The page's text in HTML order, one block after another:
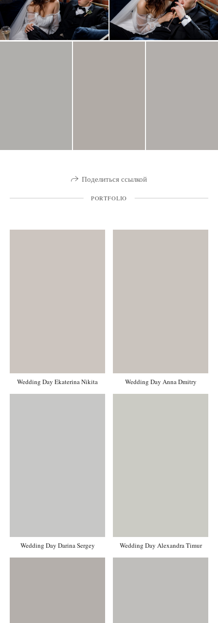
Поделиться ссылкой
PORTFOLIO
Wedding Day Ekaterina Nikita Wedding Day Anna Dmitry
Wedding Day Darina Sergey Wedding Day Alexandra Timur